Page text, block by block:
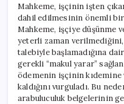
Mahkeme, işçinin işten
dahil edilmesinin önemli
Mahkeme, işçiye düşünme
yeterli zaman
talebiyle başlamadığına
gerekli “makul yarar”
ödemenin işçinin kıdemine
kaldığını vurguladı. Bu
arabuluculuk belgelerinin